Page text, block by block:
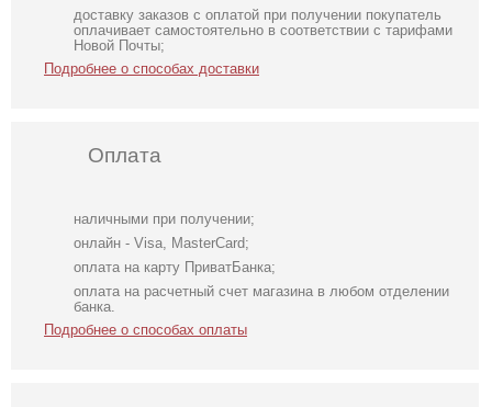
доставку заказов с оплатой при получении покупатель
оплачивает самостоятельно в соответствии с тарифами
Новой Почты;
Подробнее о способах доставки
Оплата
наличными при получении;
онлайн - Visa, MasterCard;
оплата на карту ПриватБанка;
оплата на расчетный счет магазина в любом отделении
банка.
Подробнее о способах оплаты